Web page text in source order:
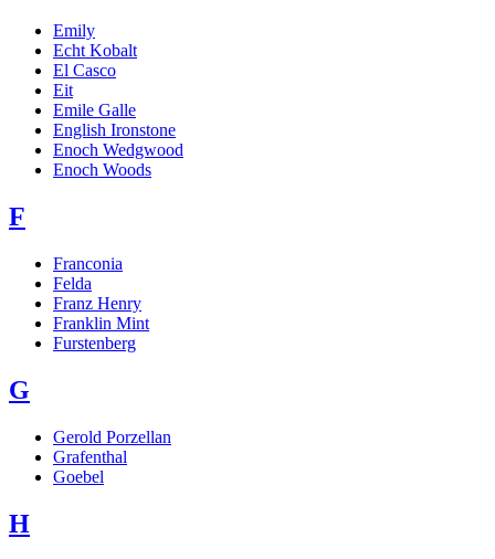
Emily
Echt Kobalt
El Casco
Eit
Emile Galle
English Ironstone
Enoch Wedgwood
Enoch Woods
F
Franconia
Felda
Franz Henry
Franklin Mint
Furstenberg
G
Gerold Porzellan
Grafenthal
Goebel
H